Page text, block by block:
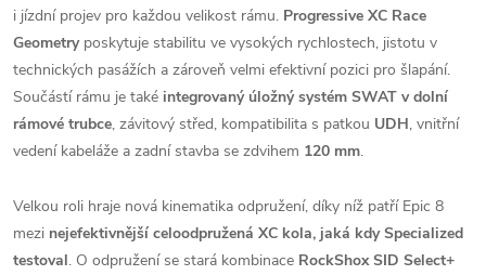
i jízdní projev pro každou velikost rámu. Progressive XC Race
Geometryposkytuje stabilitu ve vysokých rychlostech, jistotu v
technických pasážích a zároveň velmi efektivní pozici pro šlapání.
Součástí rámu je také integrovaný úložný systém SWAT v dolní
rámové trubce, závitový střed, kompatibilita s patkou UDH, vnitřní
vedení kabeláže a zadní stavba se zdvihem 120 mm.
Velkou roli hraje nová kinematika odpružení, díky níž patří Epic 8
mezi nejefektivnější celoodpružená XC kola, jaká kdy Specialized
testoval. O odpružení se stará kombinace RockShox SID Select+